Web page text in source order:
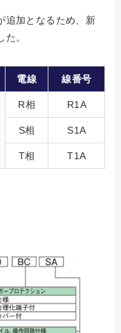
追加となるため、新
。
電線 線番号
R相 R1A
S相 S1A
T相 T1A